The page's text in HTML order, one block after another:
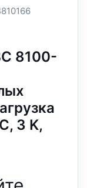
8100-
3 K,